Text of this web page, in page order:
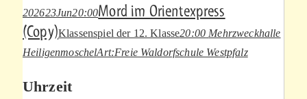
202623Jun20:00Mord im Orientexpress
(Copy)Klassenspiel der 12. Klasse20:00 Mehrzweckhalle
HeiligenmoschelArt:Freie Waldorfschule Westpfalz
Uhrzeit